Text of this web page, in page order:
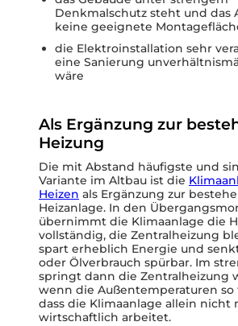
Denkmalschutz steht und das
keine geeignete
die Elektroinstallation sehr
eine Sanierung
wäre
Als Ergänzung zur
Heizung
Die mit Abstand häufigste und
Variante im Altbau ist die
Heizen als Ergänzung zur
Heizanlage. In den
übernimmt die Klimaanlage die
vollständig, die Zentralheizung
spart erheblich Energie und
oder Ölverbrauch spürbar. Im
springt dann die Zentralheizung
wenn die Außentemperaturen so
dass die Klimaanlage allein nicht
wirtschaftlich arbeitet.